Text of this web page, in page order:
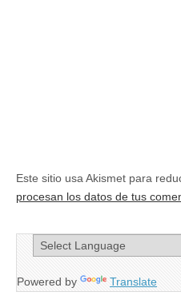
Este sitio usa Akismet para
procesan los datos de tus
Powered by Translate